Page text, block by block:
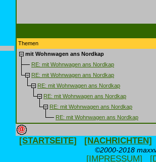
Themen
mit Wohnwagen ans Nordkap
RE: mit Wohnwagen ans Nordkap
RE: mit Wohnwagen ans Nordkap
RE: mit Wohnwagen ans Nordkap
RE: mit Wohnwagen ans Nordkap
RE: mit Wohnwagen ans Nordkap
RE: mit Wohnwagen ans Nordkap
[STARTSEITE] [NACHRICHTEN]
©2000-2018
[IMPRESSUM]